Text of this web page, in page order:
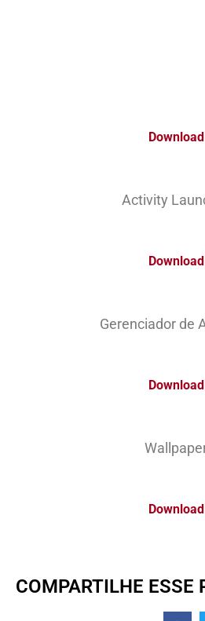
Download
Activity
Download
Gerenciador de
Download
Download
COMPARTILHE ESSE